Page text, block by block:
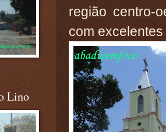
região centro-
com
Lino